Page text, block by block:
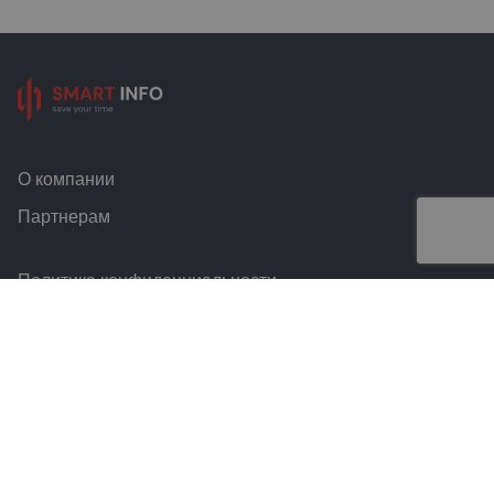
О компании
Партнерам
Политика конфиденциальности